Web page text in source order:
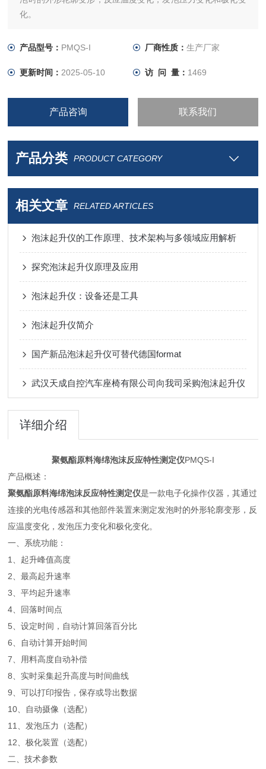
化。
产品型号： PMQS-I 厂商性质： 生产厂家
更新时间： 2025-05-10 访 问 量： 1469
产品咨询 联系我们
产品分类 PRODUCT CATEGORY
相关文章 RELATED ARTICLES
泡沫起升仪的工作原理、技术架构与多领域应用解析
探究泡沫起升仪原理及应用
泡沫起升仪：设备还是工具
泡沫起升仪简介
国产新品泡沫起升仪可替代德国format
武汉天成自控汽车座椅有限公司向我司采购泡沫起升仪
详细介绍
聚氨酯原料海绵泡沫反应特性测定仪PMQS-I
产品概述：
聚氨酯原料海绵泡沫反应特性测定仪是一款电子化操作仪器，其通过
连接的光电传感器和其他部件装置来测定发泡时的外形轮廓变形，反
应温度变化，发泡压力变化和极化变化。
一、系统功能：
1、起升峰值高度
2、最高起升速率
3、平均起升速率
4、回落时间点
5、设定时间，自动计算回落百分比
6、自动计算开始时间
7、用料高度自动补偿
8、实时采集起升高度与时间曲线
9、可以打印报告，保存或导出数据
10、自动摄像（选配）
11、发泡压力（选配）
12、极化装置（选配）
二、技术参数